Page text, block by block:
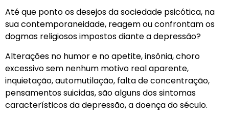
Até que ponto os desejos da sociedade psicótica, na
sua contemporaneidade, reagem ou confrontam os
dogmas religiosos impostos diante a depressão?
Alterações no humor e no apetite, insônia, choro
excessivo sem nenhum motivo real aparente,
inquietação, automutilação, falta de concentração,
pensamentos suicidas, são alguns dos sintomas
característicos da depressão, a doença do século.